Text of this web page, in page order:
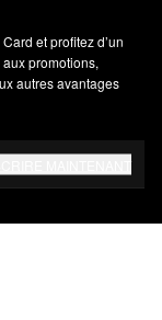
et profitez d’un
promotions,
autres avantages